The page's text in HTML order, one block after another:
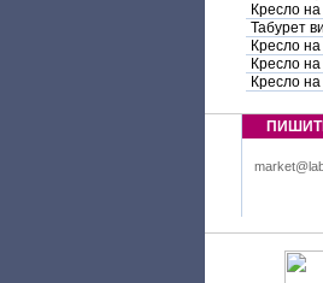
Кресло
Табурет
Кресло
Кресло
Кресло